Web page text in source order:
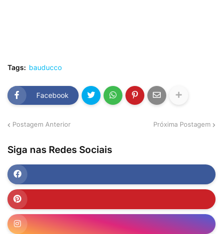
Tags: bauducco
Facebook
Postagem Anterior Próxima Postagem
Siga nas Redes Sociais